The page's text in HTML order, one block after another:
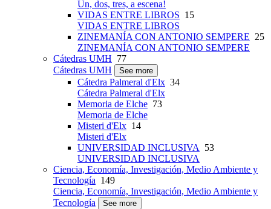
Un, dos, tres, a escena!
VIDAS ENTRE LIBROS 15
VIDAS ENTRE LIBROS
ZINEMANÍA CON ANTONIO SEMPERE 25
ZINEMANÍA CON ANTONIO SEMPERE
Cátedras UMH 77
Cátedras UMH
See more
Cátedra Palmeral d'Elx 34
Cátedra Palmeral d'Elx
Memoria de Elche 73
Memoria de Elche
Misteri d'Elx 14
Misteri d'Elx
UNIVERSIDAD INCLUSIVA
53
UNIVERSIDAD INCLUSIVA
Ciencia, Economía, Investigación, Medio Ambiente y
Tecnología 149
Ciencia, Economía, Investigación, Medio Ambiente y
Tecnología
See more